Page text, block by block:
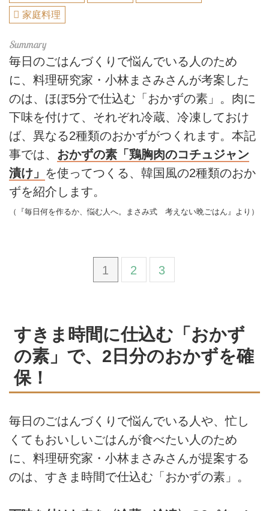
家庭料理
毎日のごはんづくりで悩んでいる人のため
に、料理研究家・小林まさみさんが考案した
のは、ほぼ5分で仕込む「おかずの素」。肉に
下味を付けて、それぞれ冷蔵、冷凍しておけ
ば、異なる2種類のおかずがつくれます。本記
事では、 おかずの素「鶏胸肉のコチュジャン
漬け」 を使ってつくる、韓国風の2種類のおか
ずを紹介します。
（『毎日何を作るか、悩む人へ。まさみ式 考えない晩ごはん』より）
1 2 3
すきま時間に仕込む「おかず
の素」で、2日分のおかずを確
保！
毎日のごはんづくりで悩んでいる人や、忙し
くてもおいしいごはんが食べたい人のため
に、料理研究家・小林まさみさんが提案する
のは、すきま時間で仕込む「おかずの素」。